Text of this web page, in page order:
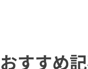
おすすめ